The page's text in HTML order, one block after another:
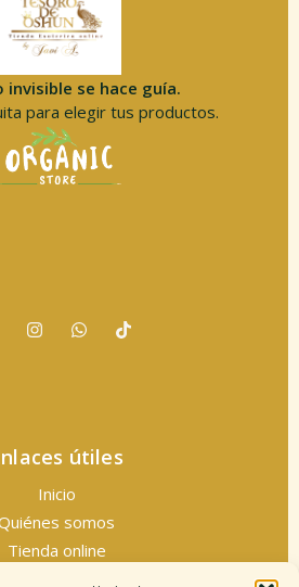
invisible se hace guía.
para elegir tus productos.
útiles
Inicio
somos
Tienda online